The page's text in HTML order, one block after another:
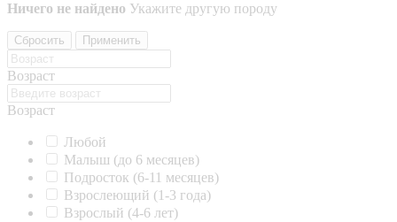
Ничего не найдено Укажите другую породу
Сбросить Применить
Возраст
Возраст
Любой
Малыш (до 6 месяцев)
Подросток (6-11 месяцев)
Взрослеющий (1-3 года)
Взрослый (4-6 лет)